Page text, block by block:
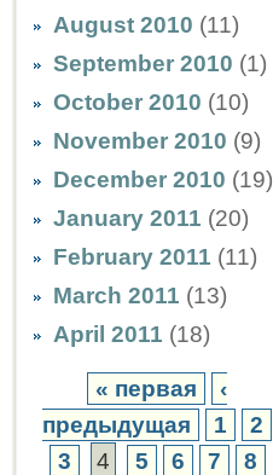
August 2010 (11)
September 2010 (1)
October 2010 (10)
November 2010 (9)
December 2010 (19)
January 2011 (20)
February 2011 (11)
March 2011 (13)
April 2011 (18)
« первая
‹
предыдущая
1
2
3
4 5 6 7
8